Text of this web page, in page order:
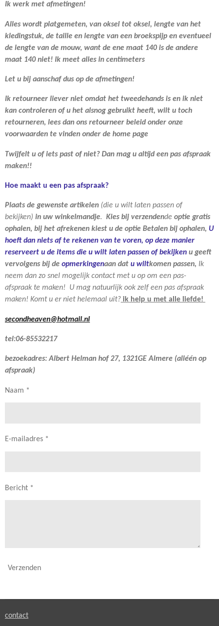
Ik werk met afmetingen!
Alles wordt platgemeten, van oksel tot oksel, lengte van het
kledingstuk, de taille en lengte van een broekspijp en eventueel
de lengte van de mouw, want de ene maat 140 is de andere
maat 140 niet! Ik meet alles in centimeters
Let u bij aanschaf dus op de afmetingen!
Ik retourneer liever niet omdat het tweedehands is en ik niet
kan controleren of u het alsnog gebruikt heeft, wilt u toch
retourneren, lees dan ons retourneer beleid onder onze
voorwaarden te vinden onder de home page
Twijfelt u of iets past of niet? Dan mag u altijd een pas afspraak
maken!!
Hoe maakt u een pas afspraak?
Plaats de gewenste artikelen (die u wilt laten passen of
bekijken) in uw winkelmandje. Kies bij verzendende optie gratis
ophalen, bij het afrekenen kiest u de optie Betalen bij ophalen, U
hoeft dan niets af te rekenen van te voren, op deze manier
reserveert u de items die u wilt laten passen of bekijken u geeft
vervolgens bij de opmerkingenaan dat u wiltkomen passen, Ik
neem dan zo snel mogelijk contact met u op om een pas-
afspraak te maken! U mag natuurlijk ook zelf een pas afspraak
maken! Komt u er niet helemaal uit? ik help u met alle liefde!
secondheaven@hotmail.nl
tel:06-85532217
bezoekadres: Albert Helman hof 27, 1321GE Almere (alléén op
afspraak)
Naam *
E-mailadres *
Bericht *
Verzenden
contact